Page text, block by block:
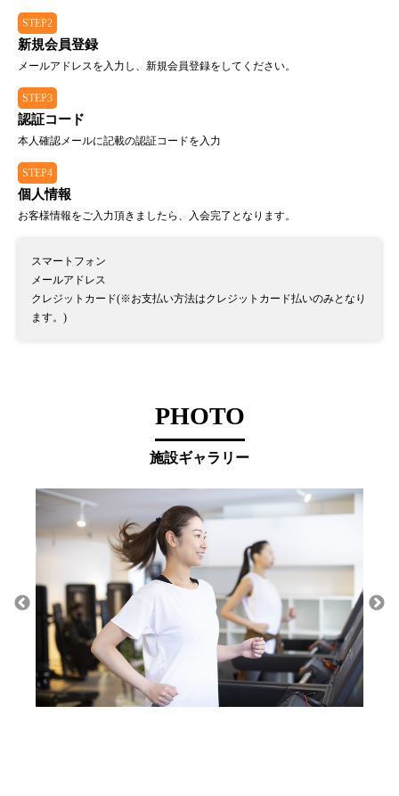
STEP2
新規会員登録
メールアドレスを入力し、新規会員登録をしてください。
STEP3
認証コード
本人確認メールに記載の認証コードを入力
STEP4
個人情報
お客様情報をご入力頂きましたら、入会完了となります。
スマートフォン
メールアドレス
クレジットカード(※お支払い方法はクレジットカード払いのみとなり
ます。)
PHOTO
施設ギャラリー